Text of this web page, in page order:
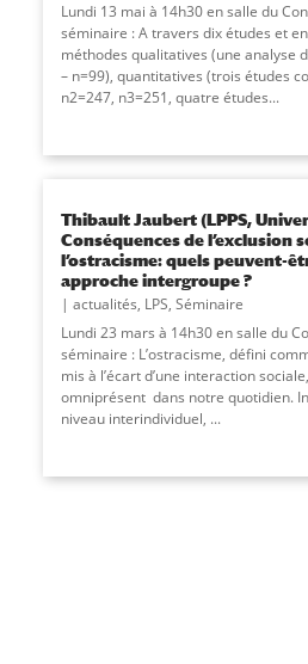
Lundi 13 mai à 14h30 en salle du
séminaire : A travers dix études et
méthodes qualitatives (une analyse
– n=99), quantitatives (trois études
n2=247, n3=251, quatre études...
Thibault Jaubert (LPPS,
Conséquences de l’exclusion
l’ostracisme: quels peuvent-
approche intergroupe ?
actualités, LPS, Séminaire
Lundi 23 mars à 14h30 en salle du
séminaire : L’ostracisme, défini
mis à l’écart d’une interaction
omniprésent dans notre quotidien.
niveau interindividuel, ...